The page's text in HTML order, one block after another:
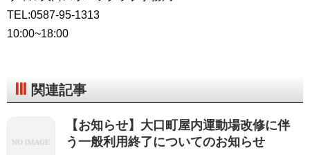
TEL:0587-95-1313
10:00~18:00
関連記事
【お知らせ】大口町屋内運動場改修に伴
う一般利用終了についてのお知らせ